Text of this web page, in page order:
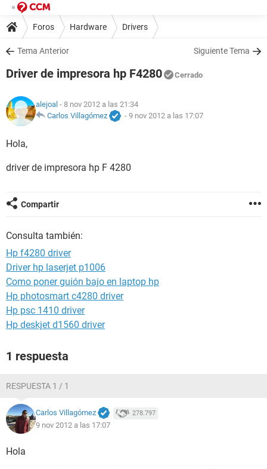
Foros Hardware Drivers
Tema Anterior Siguiente Tema
Driver de impresora hp F4280 Cerrado
alejoal - 8 nov 2012 a las 21:34
Carlos Villagómez
- 9 nov 2012 a las 17:07
Hola,
driver de impresora hp F 4280
Compartir
Consulta también:
Hp f4280 driver
Driver hp laserjet p1006
Como poner guión bajo en laptop hp
Hp photosmart c4280 driver
Hp psc 1410 driver
Hp deskjet d1560 driver
1 respuesta
RESPUESTA 1 / 1
Carlos Villagómez 278.797
9 nov 2012 a las 17:07
Hola